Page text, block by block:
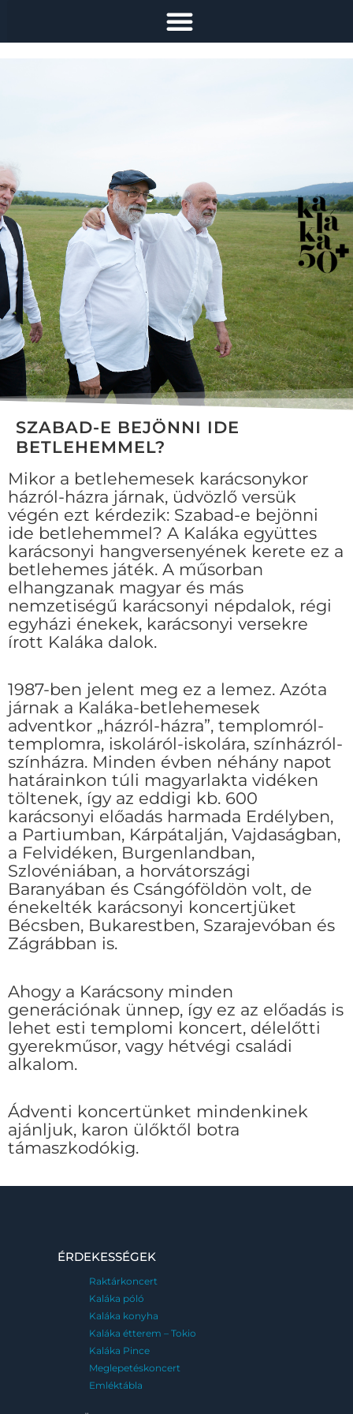
SZABAD-E BEJÖNNI IDE
BETLEHEMMEL?
Mikor a betlehemesek karácsonykor
házról-házra járnak, üdvözlő versük
végén ezt kérdezik: Szabad-e bejönni
ide betlehemmel? A Kaláka együttes
karácsonyi hangversenyének kerete ez a
betlehemes játék. A műsorban
elhangzanak magyar és más
nemzetiségű karácsonyi népdalok, régi
egyházi énekek, karácsonyi versekre
írott Kaláka dalok.
1987-ben jelent meg ez a lemez. Azóta
járnak a Kaláka-betlehemesek
adventkor „házról-házra”, templomról-
templomra, iskoláról-iskolára, színházról-
színházra. Minden évben néhány napot
határainkon túli magyarlakta vidéken
töltenek, így az eddigi kb. 600
karácsonyi előadás harmada Erdélyben,
a Partiumban, Kárpátalján, Vajdaságban,
a Felvidéken, Burgenlandban,
Szlovéniában, a horvátországi
Baranyában és Csángóföldön volt, de
énekelték karácsonyi koncertjüket
Bécsben, Bukarestben, Szarajevóban és
Zágrábban is.
Ahogy a Karácsony minden
generációnak ünnep, így ez az előadás is
lehet esti templomi koncert, délelőtti
gyerekműsor, vagy hétvégi családi
alkalom.
Ádventi koncertünket mindenkinek
ajánljuk, karon ülőktől botra
támaszkodókig.
ÉRDEKESSÉGEK
Raktárkoncert
Kaláka póló
Kaláka konyha
Kaláka étterem – Tokio
Kaláka Pince
Meglepetéskoncert
Emléktábla